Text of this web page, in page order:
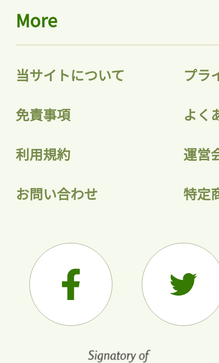
More
当サイトについて プラ
免責事項 よく
利用規約 運営
お問い合わせ 特定